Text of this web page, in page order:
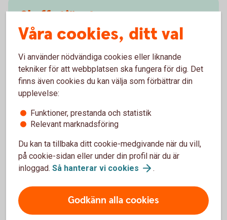
Skaffa tjänsten
Exportremburs beställs av köparen i respektive land.
om vilka banker och länder som Swedbank
samarbetar med.
Skaffa tjänsten – mejla Trade Finance
Vanliga frågor och svar
När får jag betalt under en exportremburs?
Våra cookies, ditt val
Vi använder nödvändiga cookies eller liknande
tekniker för att webbplatsen ska fungera för dig. Det
finns även cookies du kan välja som förbättrar din
upplevelse:
Funktioner, prestanda och statistik
Relevant marknadsföring
Du kan ta tillbaka ditt cookie-medgivande när du vill,
på cookie-sidan eller under din profil när du är
inloggad. Så hanterar vi cookies .
Godkänn alla cookies